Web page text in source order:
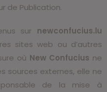
de Publication.
sur newconfucius.lu
sites web ou d’autres
où New Confucius ne
sources externes, elle ne
de la mise à